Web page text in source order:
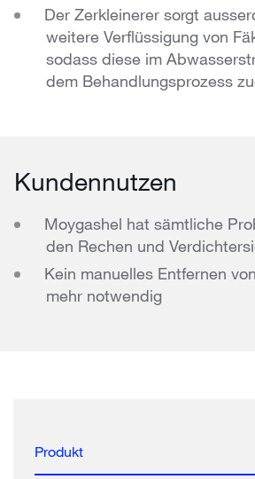
Der Zerkleinerer sorgt
weitere Verflüssigung von
sodass diese im
dem Behandlungsprozess
Kundennutzen
Moygashel hat sämtliche
den Rechen und
Kein manuelles Entfernen
mehr notwendig
Produkt